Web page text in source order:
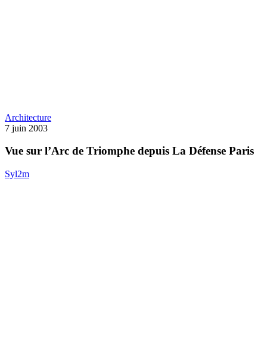
ArchitectureVue
de
7 juin 2003
Vue sur l’Arc de Triomphe depuis La Défense Paris
Syl2m